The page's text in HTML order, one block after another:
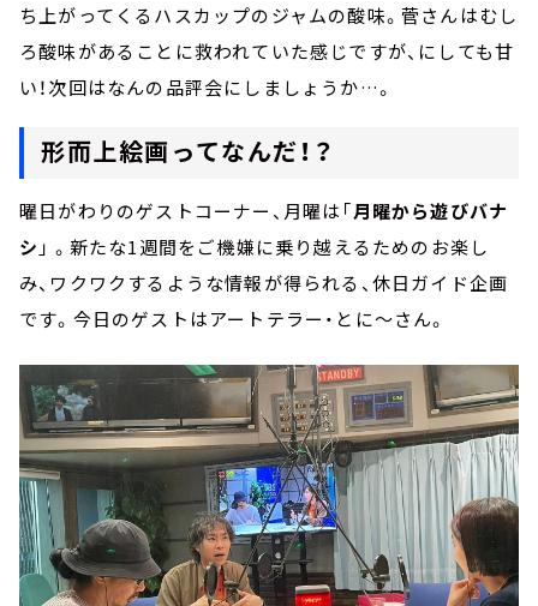
ち上がってくるハスカップのジャムの酸味。菅さんはむし
ろ酸味があることに救われていた感じですが、にしても甘
い！次回はなんの品評会にしましょうか…。
形而上絵画ってなんだ！？
曜日がわりのゲストコーナー、月曜は「月曜から遊びバナ
シ 」 。新たな1週間をご機嫌に乗り越えるためのお楽し
み、ワクワクするような情報が得られる、休⽇ガイド企画
です。今日のゲストはアートテラー・とに～さん。